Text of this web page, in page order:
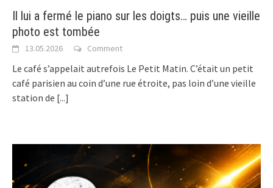
Il lui a fermé le piano sur les doigts… puis une vieille
photo est tombée
13.05.2026 Comment
Le café s’appelait autrefois Le Petit Matin. C’était un petit
café parisien au coin d’une rue étroite, pas loin d’une vieille
station de [...]